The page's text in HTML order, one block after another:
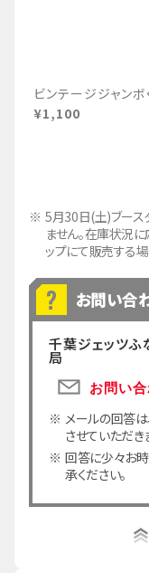
ビンテージジャン
¥1,100
5月30日(土)ブース
ません。在庫状況
ップにて販売する場
お問い合
千葉ジェッツ
局
お問い
メールの回答
させていただき
回答に少々お
承ください。